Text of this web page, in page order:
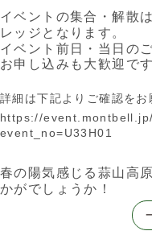
イベントの集合・解散
レッジとなります。
イベント前日・当日の
お申し込みも大歓迎です
詳細は下記よりご確認をお
https://
event_no=U33H01
春の陽気感じる蒜山高
かがでしょうか！